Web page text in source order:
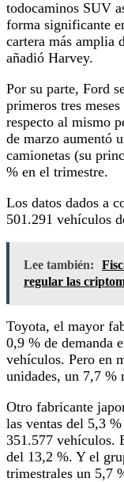
todocaminos SUV
forma significante
cartera más amplia
añadió Harvey.
Por su parte, Ford
primeros tres
respecto al mismo
de marzo aumentó
camionetas (su
% en el trimestre.
Los datos dados a
501.291 vehículos
Lee también:
regular las
Toyota, el mayor
0,9 % de demanda
vehículos. Pero en
unidades, un 7,7 %
Otro fabricante
las ventas del 5,3
351.577 vehículos.
del 13,2 %. Y el
trimestrales un 5,7